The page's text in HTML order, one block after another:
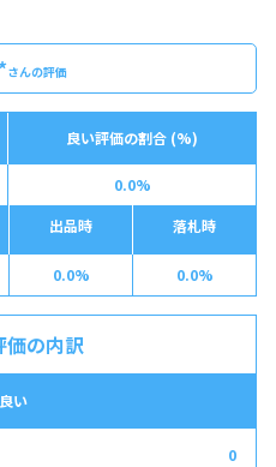
さんの評価
良い評価の割合 (%)
0.0%
出品時 落札時
0.0% 0.0%
価の内訳
良い
0